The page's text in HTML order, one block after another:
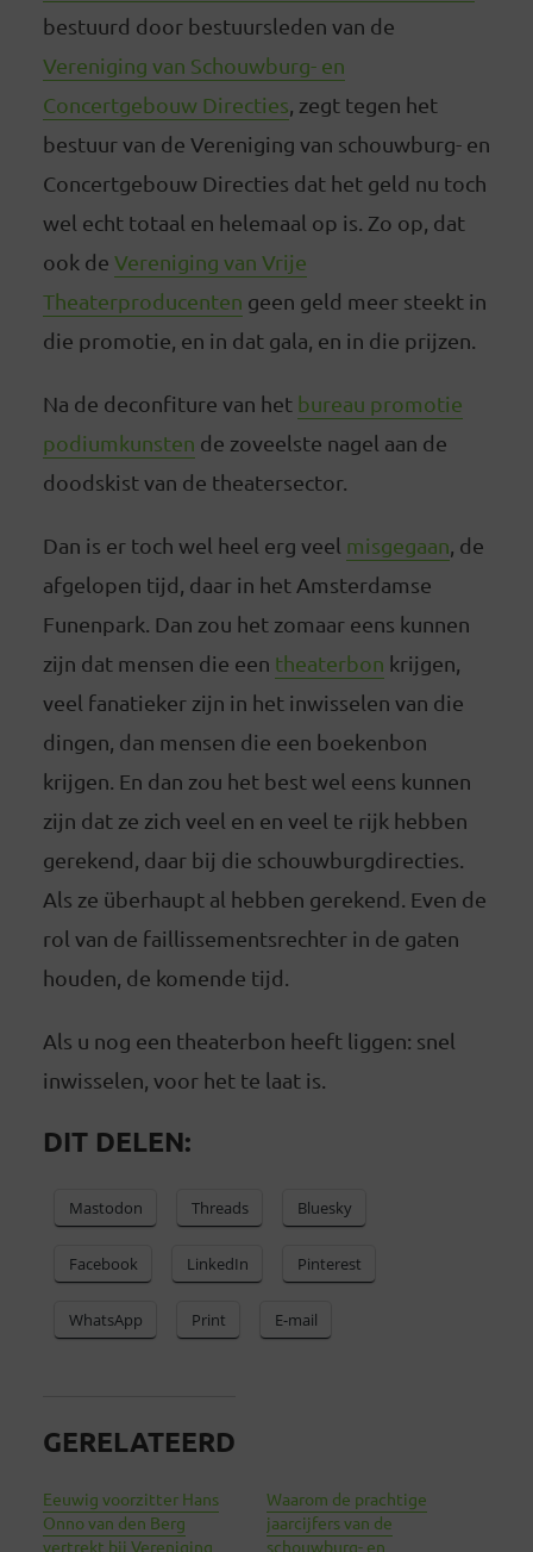
bestuurd door bestuursleden van de
Vereniging van Schouwburg- en
Concertgebouw Directies , zegt tegen het
bestuur van de Vereniging van schouwburg- en
Concertgebouw Directies dat het geld nu toch
wel echt totaal en helemaal op is. Zo op, dat
ook de Vereniging van Vrije
Theaterproducenten geen geld meer steekt in
die promotie, en in dat gala, en in die prijzen.
Na de deconfiture van het bureau promotie
podiumkunsten de zoveelste nagel aan de
doodskist van de theatersector.
Dan is er toch wel heel erg veel misgegaan , de
afgelopen tijd, daar in het Amsterdamse
Funenpark. Dan zou het zomaar eens kunnen
zijn dat mensen die een theaterbon krijgen,
veel fanatieker zijn in het inwisselen van die
dingen, dan mensen die een boekenbon
krijgen. En dan zou het best wel eens kunnen
zijn dat ze zich veel en en veel te rijk hebben
gerekend, daar bij die schouwburgdirecties.
Als ze überhaupt al hebben gerekend. Even de
rol van de faillissementsrechter in de gaten
houden, de komende tijd.
Als u nog een theaterbon heeft liggen: snel
inwisselen, voor het te laat is.
DIT DELEN:
Mastodon Threads Bluesky
Facebook LinkedIn Pinterest
WhatsApp Print E-mail
GERELATEERD
Eeuwig voorzitter Hans
Onno van den Berg
vertrekt bij Vereniging
Waarom de prachtige
jaarcijfers van de
schouwburg- en